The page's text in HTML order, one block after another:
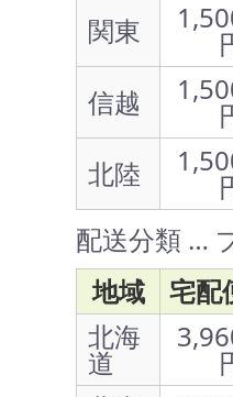
関東
信越
北陸
配送分類 …
地域
宅配
北海
道